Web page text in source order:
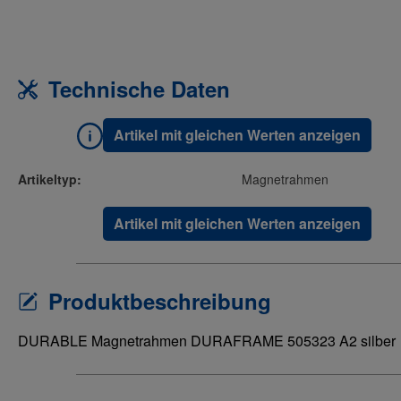
Technische Daten
Artikel mit gleichen Werten anzeigen
Artikeltyp: Magnetrahmen
Artikel mit gleichen Werten anzeigen
Produktbeschreibung
DURABLE Magnetrahmen DURAFRAME 505323 A2 silber